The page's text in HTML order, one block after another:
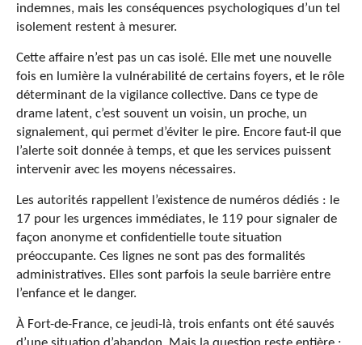
indemnes, mais les conséquences psychologiques d’un tel
isolement restent à mesurer.
Cette affaire n’est pas un cas isolé. Elle met une nouvelle
fois en lumière la vulnérabilité de certains foyers, et le rôle
déterminant de la vigilance collective. Dans ce type de
drame latent, c’est souvent un voisin, un proche, un
signalement, qui permet d’éviter le pire. Encore faut-il que
l’alerte soit donnée à temps, et que les services puissent
intervenir avec les moyens nécessaires.
Les autorités rappellent l’existence de numéros dédiés : le
17 pour les urgences immédiates, le 119 pour signaler de
façon anonyme et confidentielle toute situation
préoccupante. Ces lignes ne sont pas des formalités
administratives. Elles sont parfois la seule barrière entre
l’enfance et le danger.
À Fort-de-France, ce jeudi-là, trois enfants ont été sauvés